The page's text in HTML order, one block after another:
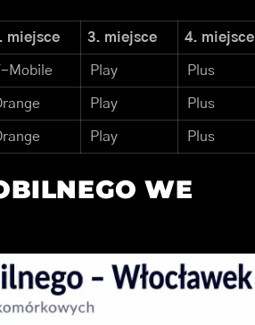
miejsce 3. miejsce 4. miejsce
T-Mobile Play Plus
Play Plus
Play Plus
WE